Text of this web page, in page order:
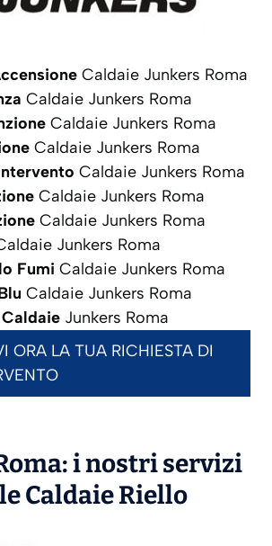
Caldaie Junkers Roma
Caldaie Junkers Roma
Caldaie Junkers Roma
Caldaie Junkers Roma
Caldaie Junkers Roma
Caldaie Junkers Roma
Caldaie Junkers Roma
Junkers Roma
Fumi Caldaie Junkers Roma
Caldaie Junkers Roma
Junkers Roma
ORA LA TUA RICHIESTA DI
i nostri servizi
CaldaieRiello